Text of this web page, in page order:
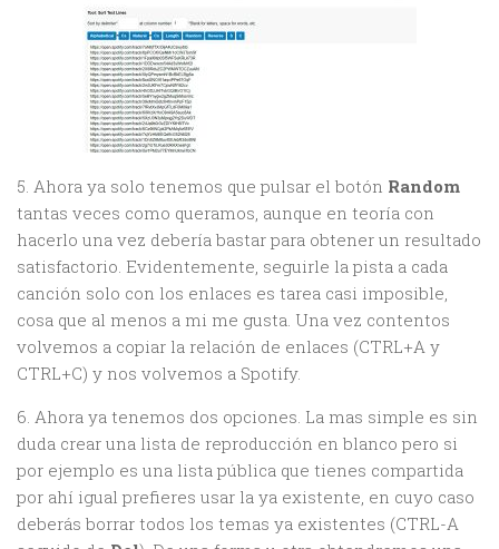
5. Ahora ya solo tenemos que pulsar el botón Random
tantas veces como queramos, aunque en teoría con
hacerlo una vez debería bastar para obtener un resultado
satisfactorio. Evidentemente, seguirle la pista a cada
canción solo con los enlaces es tarea casi imposible,
cosa que al menos a mi me gusta. Una vez contentos
volvemos a copiar la relación de enlaces (CTRL+A y
CTRL+C) y nos volvemos a Spotify.
6. Ahora ya tenemos dos opciones. La mas simple es sin
duda crear una lista de reproducción en blanco pero si
por ejemplo es una lista pública que tienes compartida
por ahí igual prefieres usar la ya existente, en cuyo caso
deberás borrar todos los temas ya existentes (CTRL-A